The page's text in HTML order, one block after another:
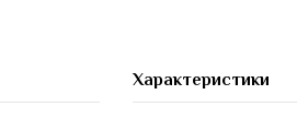
Характеристики